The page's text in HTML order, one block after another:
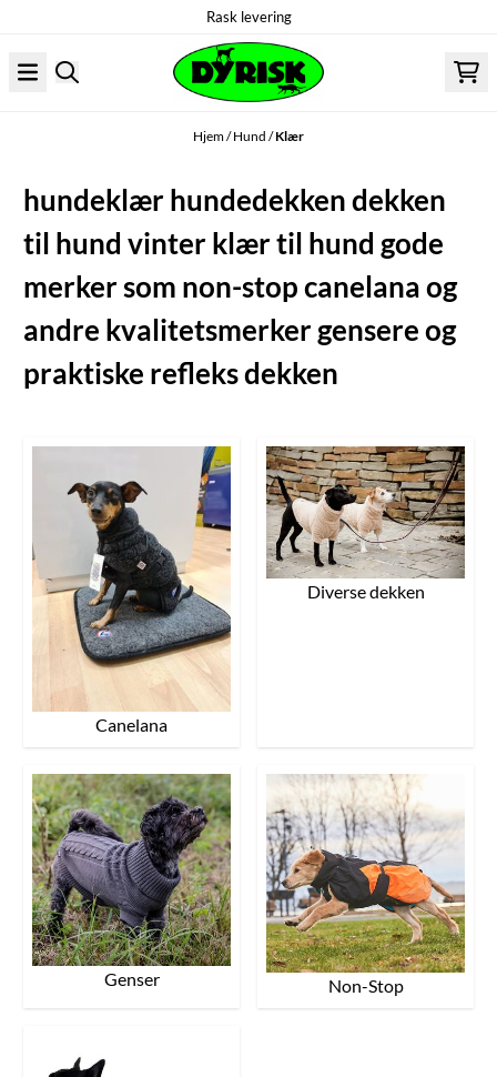
Rask levering
Hjem/Hund /Klær
hundeklær hundedekken dekken
til hund vinter klær til hund gode
merker som non-stop canelana og
andre kvalitetsmerker gensere og
praktiske refleks dekken
Canelana
Diverse dekken
Genser Non-Stop